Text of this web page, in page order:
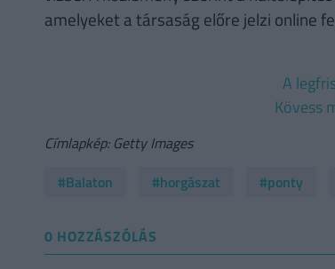
amelyeket a társaság előre jelzi online
A
Kövess
Címlapkép: Getty Images
#Balaton
#horgászat #ponty
0 HOZZÁSZÓLÁS